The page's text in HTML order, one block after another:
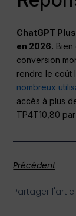
ChatGPT
en 2026.
conversion
rendre le coût
nombreux
accès à plus
TP4T10,80 par
Précédent
Partager